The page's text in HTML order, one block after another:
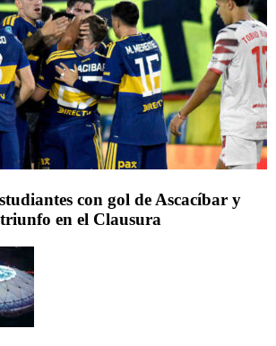
con gol de Ascacíbar y
en el Clausura